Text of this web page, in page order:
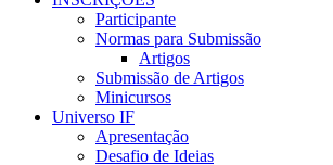
Participante
Normas para Submissão
Artigos
Submissão de Artigos
Minicursos
Universo IF
Apresentação
Desafio de Ideias